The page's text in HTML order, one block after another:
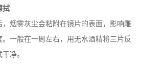
拭
烟雾灰尘会粘附在镜片的表面，影响雕
一般在一周左右，用无水酒精将三片反
净。